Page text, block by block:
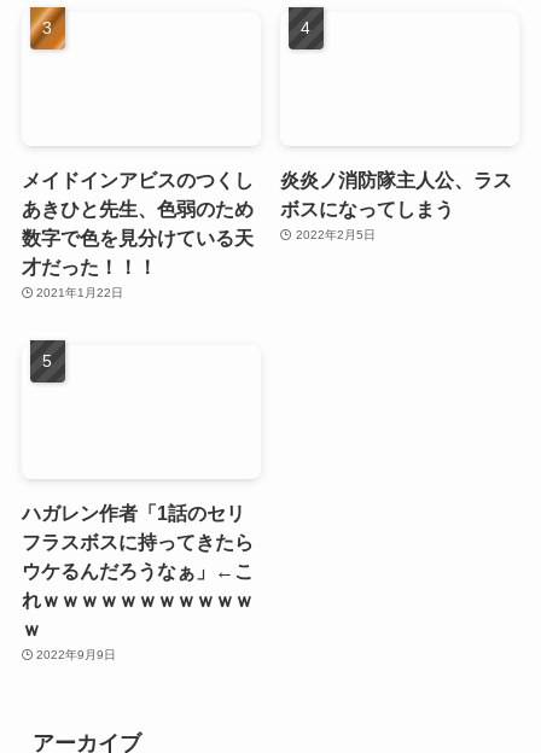
メイドインアビスのつくし
あきひと先生、色弱のため
数字で色を見分けている天
才だった！！！
2021年1月22日
炎炎ノ消防隊主人公、ラス
ボスになってしまう
2022年2月5日
ハガレン作者「1話のセリ
フラスボスに持ってきたら
ウケるんだろうなぁ」←こ
れｗｗｗｗｗｗｗｗｗｗｗ
ｗ
2022年9月9日
アーカイブ